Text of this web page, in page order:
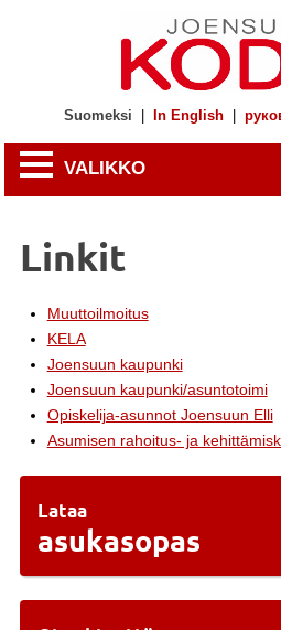
Suomeksi In English
VALIKKO
Linkit
Muuttoilmoitus
KELA
Joensuun kaupunki
Joensuun kaupunki/asuntotoimi
Opiskelija-asunnot Joensuun Elli
Asumisen rahoitus- ja
Lataa
asukasopas